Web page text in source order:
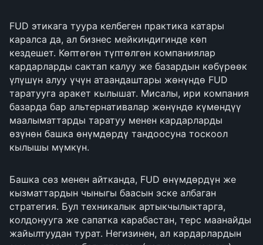
FUD этикага туура келбеген практика катары
каралса да, ал бизнес мейкиндигинде көп
кездешет. Көптөгөн түптөлгөн компаниялар
кардарларды сактап калуу же базардын көбүрөөк
үлүшүн алуу үчүн атаандаштары жөнүндө FUD
таратууга аракет кылышат. Мисалы, ири компания
базарда бар альтернативалар жөнүндө күмөндүү
маалыматтарды таратуу менен кардарларды
өзүнөн башка өнүмдөрдү тандоосуна тоскоол
кылышы мүмкүн.
Башка сөз менен айтканда, FUD өнүмдөрдүн же
кызматтардын чыныгы баасын эске албаган
стратегия. Бул техникалык артыкчылыктарга,
колдонууга же сапатка карабастан, терс маанайды
жайылтуудан турат. Негизинен, ал кардарлардын